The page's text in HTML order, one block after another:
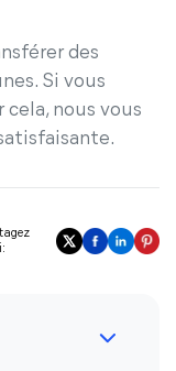
des
Si vous
nous vous